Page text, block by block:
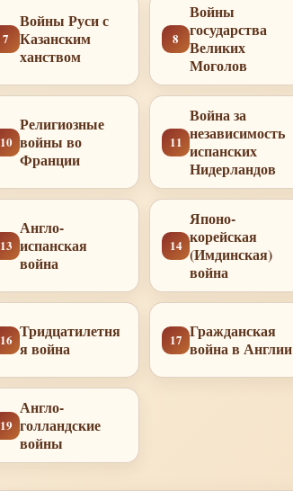
7
Войны Руси с
Казанским
ханством
8
Войны
государства
Великих
Моголов
10
Религиозные
войны во
Франции
11
Война за
независимость
испанских
Нидерландов
13
Англо-
испанская
война
14
Японо-
корейская
(Имдинская)
война
16 Тридцатилетня
я война
17 Гражданская
война в Англии
19
Англо-
голландские
войны